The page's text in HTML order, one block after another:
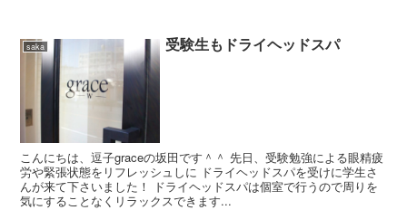
saka 受験生もドライヘッドスパ
こんにちは、逗子graceの坂田です＾＾ 先日、受験勉強による眼精疲
労や緊張状態をリフレッシュしに ドライヘッドスパを受けに学生さ
んが来て下さいました！ ドライヘッドスパは個室で行うので周りを
気にすることなくリラックスできます...